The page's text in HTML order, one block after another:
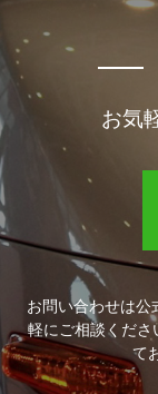
お気
お問い合わせは公
軽にご相談くださ
て